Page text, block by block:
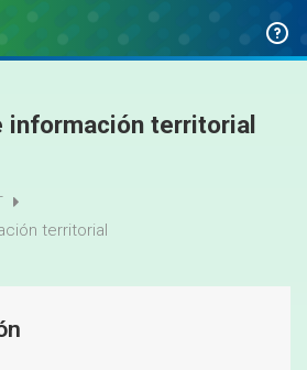
información territorial
territorial